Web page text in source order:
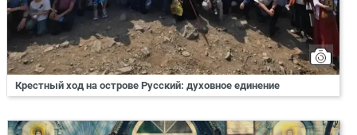
Крестный ход на острове Русский: духовное единение